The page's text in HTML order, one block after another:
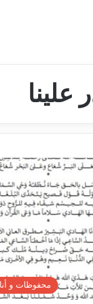
علينا
محفوظات و